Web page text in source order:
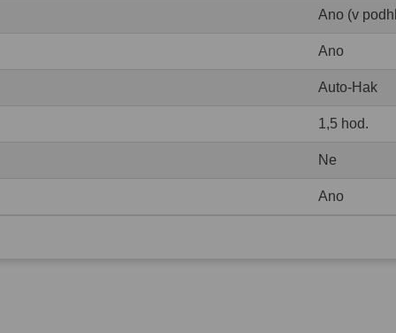
Ano (v
Ano
Auto-Hak
1,5 hod.
Ne
Ano